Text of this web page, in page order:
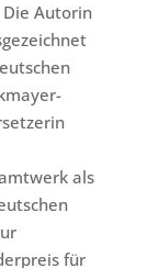
Die Autorin
als
für